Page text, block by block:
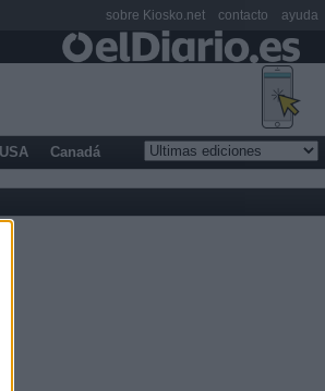
USA Canadá
sobre Kiosko.net contacto ayuda